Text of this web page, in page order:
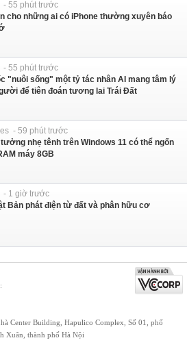
- 55 phút trước
cho những ai có iPhone thường xuyên báo
- 55 phút trước
"nuôi sống" một tỷ tác nhân AI mang tâm lý
để tiên đoán tương lai Trái Đất
- 59 phút trước
nhẹ tênh trên Windows 11 có thể ngốn
máy 8GB
- 1 giờ trước
Bản phát điện từ đất và phân hữu cơ
Center Building, Hapulico Complex, Số 01, phố
Xuân, thành phố Hà Nội